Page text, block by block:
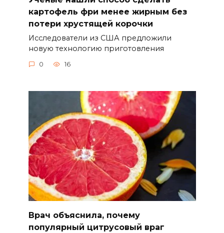
картофель фри менее жирным без
потери хрустящей корочки
Исследователи из США предложили
новую технологию приготовления
0 16
Врач объяснила, почему
популярный цитрусовый враг